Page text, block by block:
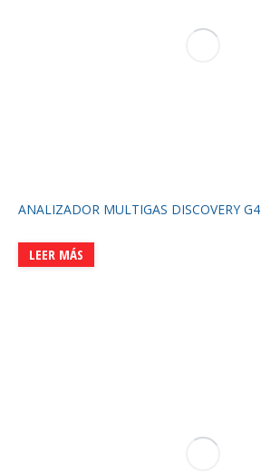
ANALIZADOR MULTIGAS DISCOVERY G4
LEER MÁS